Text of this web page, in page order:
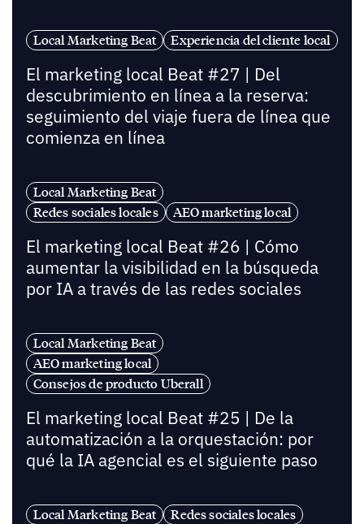
Local Marketing Beat Experiencia del cliente local
El marketing local Beat #27 | Del
descubrimiento en línea a la reserva:
seguimiento del viaje fuera de línea que
comienza en línea
Local Marketing Beat
Redes sociales locales
AEO marketing local
El marketing local Beat #26 | Cómo
aumentar la visibilidad en la búsqueda
por IA a través de las redes sociales
Local Marketing Beat
AEO marketing local
Consejos de producto Uberall
El marketing local Beat #25 | De la
automatización a la orquestación: por
qué la IA agencial es el siguiente paso
Local Marketing Beat Redes sociales locales